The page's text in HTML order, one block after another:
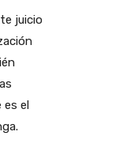
juicio
es el